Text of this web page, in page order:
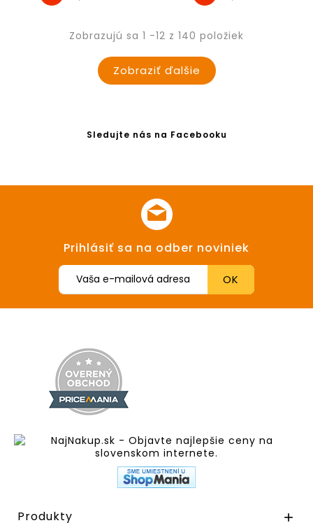
Zobrazujú sa 1 -12 z 140 položiek
Zobraziť ďalšie
Sledujte nás na Facebooku
Prihlásiť sa na odber noviniek
Produkty 